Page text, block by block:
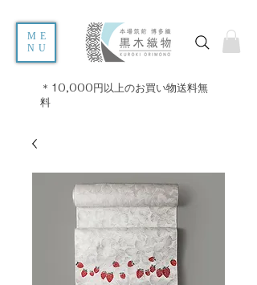
ME
NU
＊10,000円以上のお買い物送料無
料